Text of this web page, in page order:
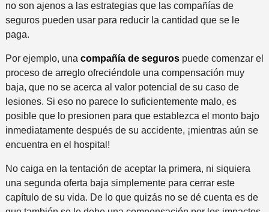
no son ajenos a las estrategias que las compañías de
seguros pueden usar para reducir la cantidad que se le
paga.
Por ejemplo, una compañía de segurospuede comenzar el
proceso de arreglo ofreciéndole una compensación muy
baja, que no se acerca al valor potencial de su caso de
lesiones. Si eso no parece lo suficientemente malo, es
posible que lo presionen para que establezca el monto bajo
inmediatamente después de su accidente, ¡mientras aún se
encuentra en el hospital!
No caiga en la tentación de aceptar la primera, ni siquiera
una segunda oferta baja simplemente para cerrar este
capítulo de su vida. De lo que quizás no se dé cuenta es de